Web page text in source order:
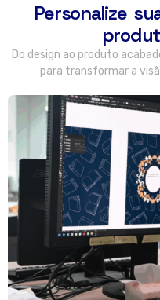
Personalize
Do design ao produto
para transformar a